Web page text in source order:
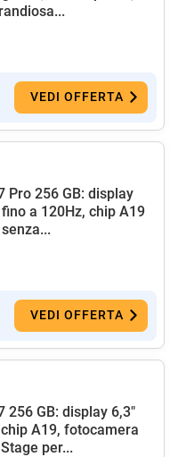
VEDI OFFERTA
Pro 256 GB: display
a 120Hz, chip A19
VEDI OFFERTA
256 GB: display 6,3"
A19, fotocamera
per...